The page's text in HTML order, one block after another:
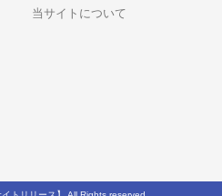
当サイトについて